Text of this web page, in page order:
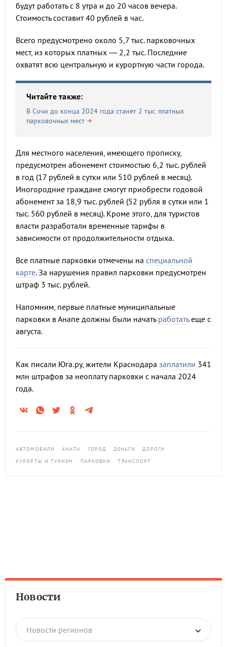
будут работать с 8 утра и до 20 часов вечера.
Стоимость составит 40 рублей в час.
Всего предусмотрено около 5,7 тыс. парковочных
мест, из которых платных — 2,2 тыс. Последние
охватят всю центральную и курортную части города.
Читайте также:
В Сочи до конца 2024 года станет 2 тыс. платных
парковочных мест
Для местного населения, имеющего прописку,
предусмотрен абонемент стоимостью 6,2 тыс. рублей
в год (17 рублей в сутки или 510 рублей в месяц).
Иногородние граждане смогут приобрести годовой
абонемент за 18,9 тыс. рублей (52 рубля в сутки или 1
тыс. 560 рублей в месяц). Кроме этого, для туристов
власти разработали временные тарифы в
зависимости от продолжительности отдыха.
Все платные парковки отмечены на специальной
карте. За нарушения правил парковки предусмотрен
штраф 3 тыс. рублей.
Напомним, первые платные муниципальные
парковки в Анапе должны были начать работатьеще с
августа.
Как писали Юга.ру, жители Краснодара заплатили 341
млн штрафов за неоплату парковки с начала 2024
года.
АВТОМОБИЛИ АНАПА ГОРОД ДЕНЬГИ
ДОРОГИ
КУРОРТЫ И ТУРИЗМ
ПАРКОВКИ ТРАНСПОРТ
Новости
Новости регионов